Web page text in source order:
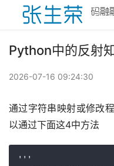
Python中的反射
2026-07-16 09:24:30
通过字符串映射或修改
以通过下面这4中方法
'''